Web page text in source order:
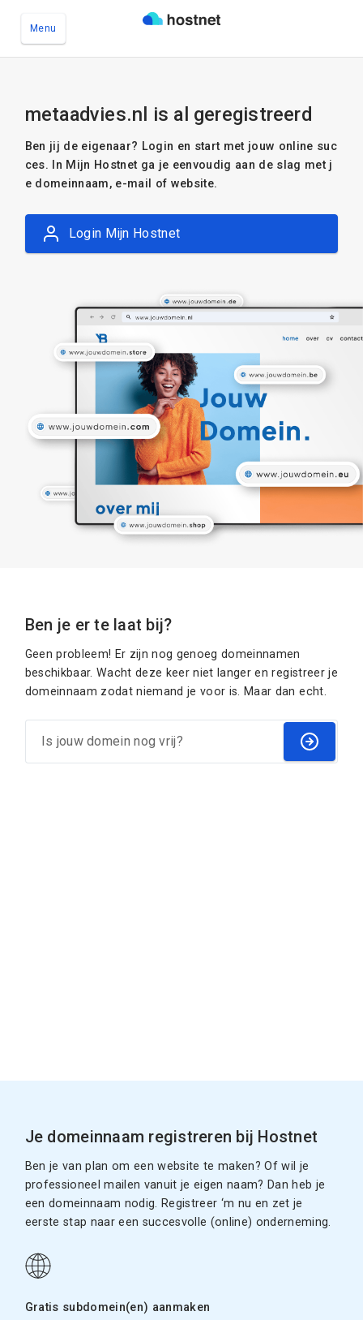
Menu
metaadvies.nl is al geregistreerd
Ben jij de eigenaar? Login en start met jouw online suc
ces. In Mijn Hostnet ga je eenvoudig aan de slag met j
e domeinnaam, e-mail of website.
Login Mijn Hostnet
Ben je er te laat bij?
Geen probleem! Er zijn nog genoeg domeinnamen
beschikbaar. Wacht deze keer niet langer en registreer je
domeinnaam zodat niemand je voor is. Maar dan echt.
Je domeinnaam registreren bij Hostnet
Ben je van plan om een website te maken? Of wil je
professioneel mailen vanuit je eigen naam? Dan heb je
een domeinnaam nodig. Registreer ‘m nu en zet je
eerste stap naar een succesvolle (online) onderneming.
Gratis subdomein(en) aanmaken